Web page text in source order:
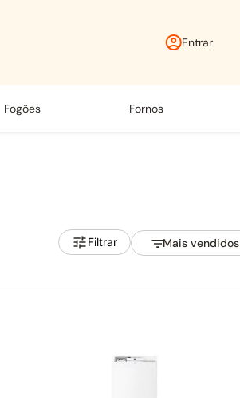
Entrar
fogões fornos
Filtrar Mais vendidos